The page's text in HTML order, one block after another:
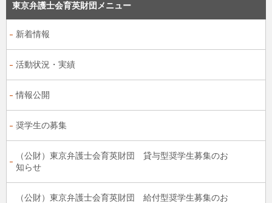
東京弁護士会育英財団メニュー
新着情報
活動状況・実績
情報公開
奨学生の募集
（公財）東京弁護士会育英財団 貸与型奨学生募集のお
知らせ
（公財）東京弁護士会育英財団 給付型奨学生募集のお